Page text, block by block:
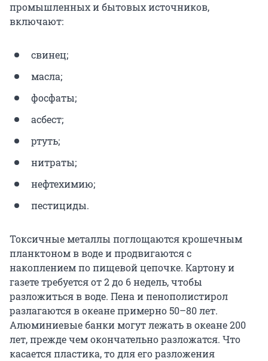
промышленных и бытовых источников,
включают:
свинец;
масла;
фосфаты;
асбест;
ртуть;
нитраты;
нефтехимию;
пестициды.
Токсичные металлы поглощаются крошечным
планктоном в воде и продвигаются с
накоплением по пищевой цепочке. Картону и
газете требуется от 2 до 6 недель, чтобы
разложиться в воде. Пена и пенополистирол
разлагаются в океане примерно 50–80 лет.
Алюминиевые банки могут лежать в океане 200
лет, прежде чем окончательно разложатся. Что
касается пластика, то для его разложения